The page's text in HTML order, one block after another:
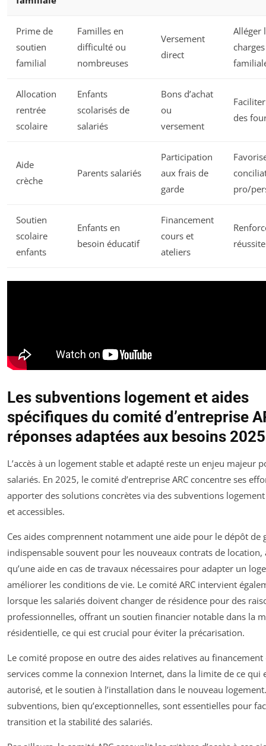
Prime de
soutien
familial
Familles en
difficulté ou
nombreuses
Versement
direct
Alléger
charges
Allocation
rentrée
scolaire
Enfants
scolarisés de
salariés
Bons d’achat
ou
versement
des
Aide
crèche
Parents salariés
Participation
aux frais de
garde
pro/
Soutien
scolaire
enfants
Enfants en
besoin éducatif
Financement
cours et
ateliers
Les subventions logement et aides
spécifiques du comité d’entreprise
réponses adaptées aux besoins 2025
L’accès à un logement stable et adapté reste un enjeu majeur
salariés. En 2025, le comité d’entreprise ARC concentre ses
apporter des solutions concrètes via des subventions
et accessibles.
Ces aides comprennent notamment une aide pour le dépôt de
indispensable souvent pour les nouveaux contrats de location,
qu’une aide en cas de travaux nécessaires pour adapter un
améliorer les conditions de vie. Le comité ARC intervient
lorsque les salariés doivent changer de résidence pour des
professionnelles, offrant un soutien financier notable dans la
résidentielle, ce qui est crucial pour éviter la précarisation.
Le comité propose en outre des aides relatives au financement
services comme la connexion Internet, dans la limite de ce qui
autorisé, et le soutien à l’installation dans le nouveau
subventions, bien qu’exceptionnelles, sont essentielles pour
transition et la stabilité des salariés.